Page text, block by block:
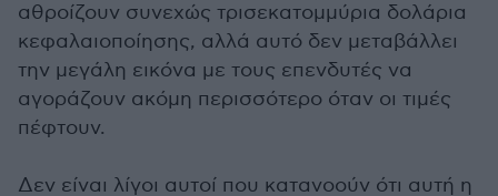
αθροίζουν συνεχώς τρισεκατομμύρια δολάρια
κεφαλαιοποίησης, αλλά αυτό δεν μεταβάλλει
την μεγάλη εικόνα με τους επενδυτές να
αγοράζουν ακόμη περισσότερο όταν οι τιμές
πέφτουν.
Δεν είναι λίγοι αυτοί που κατανοούν ότι αυτή η